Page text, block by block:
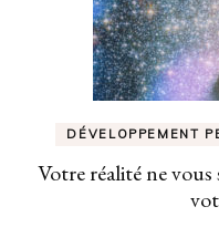
DÉVELOPPEMENT
Votre réalité ne